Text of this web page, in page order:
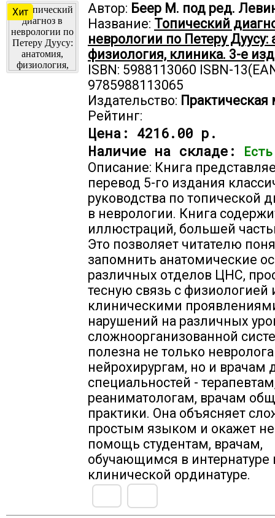
Хит Автор: Беер М. под ред.
Название: Топический
неврологии по Петеру Дуусу:
физиология, клиника. 3-е
ISBN: 5988113060 ISBN-
9785988113065
Издательство:
Рейтинг:
Цена: 4216.00 р.
Наличие на складе:
Описание: Книга
перевод 5-го издания
руководства по топической
в неврологии. Книга
иллюстраций, большей
Это позволяет читателю
запомнить анатомические
различных отделов ЦНС,
тесную связь с физиологией
клиническими
нарушений на различных
сложноорганизованной
полезна не только
нейрохирургам, но и врачам
специальностей -
реаниматологам, врачам
практики. Она объясняет
простым языком и окажет
помощь студентам, врачам,
обучающимся в интернатуре
клинической ординатуре.